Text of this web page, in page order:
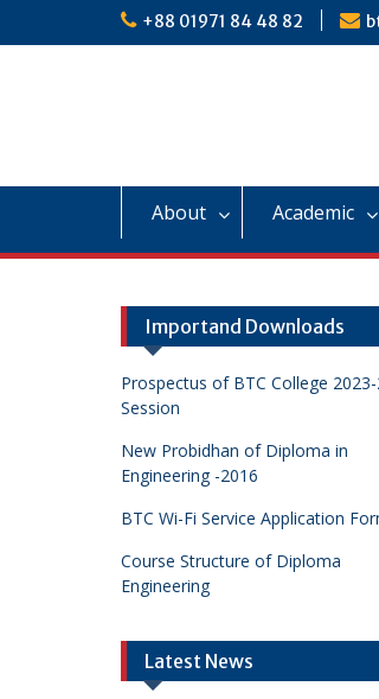
+88 01971 84 48 82
About Academic
Importand Downloads
Prospectus of BTC College
Session
New Probidhan of Diploma in
Engineering -2016
BTC Wi-Fi Service Application
Course Structure of Diploma
Engineering
Latest News